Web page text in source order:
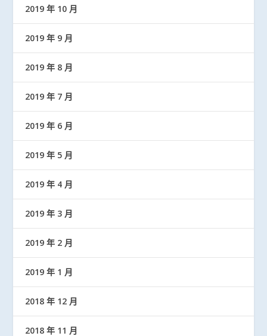
2019 年 10 月
2019 年 9 月
2019 年 8 月
2019 年 7 月
2019 年 6 月
2019 年 5 月
2019 年 4 月
2019 年 3 月
2019 年 2 月
2019 年 1 月
2018 年 12 月
2018 年 11 月